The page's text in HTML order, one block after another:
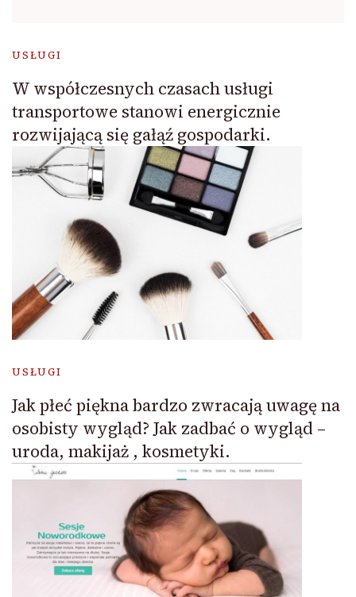
USŁUGI
W współczesnych czasach usługi
transportowe stanowi energicznie
rozwijającą się gałąź gospodarki.
USŁUGI
Jak płeć piękna bardzo zwracają uwagę na
osobisty wygląd? Jak zadbać o wygląd –
uroda, makijaż , kosmetyki.